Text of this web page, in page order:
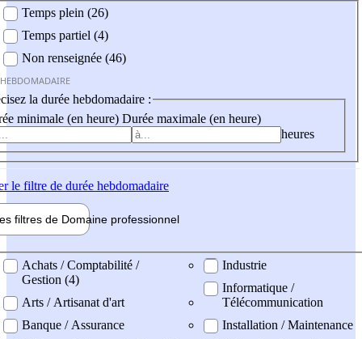
Temps plein (26)
Temps partiel (4)
Non renseignée (46)
la durée hebdomadaire :
minimale (en heure) Durée maximale (en heure)
heures
le filtre de durée hebdomadaire
filtres de Domaine professionnel
professionel
Achats / Comptabilité /
Gestion (4)
Arts / Artisanat d'art
Banque / Assurance
Industrie
Informatique /
Télécommunication
Installation / Maintenance